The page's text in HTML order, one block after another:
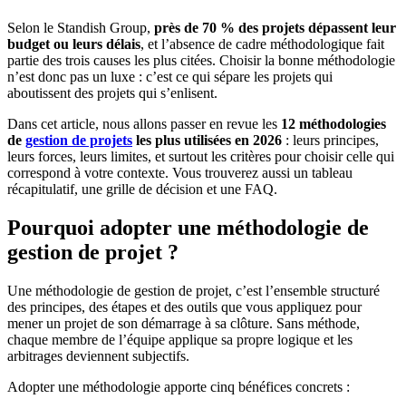
Selon le Standish Group, près de 70 % des projets dépassent leur
budget ou leurs délais, et l’absence de cadre méthodologique fait
partie des trois causes les plus citées. Choisir la bonne méthodologie
n’est donc pas un luxe : c’est ce qui sépare les projets qui
aboutissent des projets qui s’enlisent.
Dans cet article, nous allons passer en revue les 12 méthodologies
de gestion de projets les plus utilisées en 2026 : leurs principes,
leurs forces, leurs limites, et surtout les critères pour choisir celle qui
correspond à votre contexte. Vous trouverez aussi un tableau
récapitulatif, une grille de décision et une FAQ.
Pourquoi adopter une méthodologie de
gestion de projet ?
Une méthodologie de gestion de projet, c’est l’ensemble structuré
des principes, des étapes et des outils que vous appliquez pour
mener un projet de son démarrage à sa clôture. Sans méthode,
chaque membre de l’équipe applique sa propre logique et les
arbitrages deviennent subjectifs.
Adopter une méthodologie apporte cinq bénéfices concrets :